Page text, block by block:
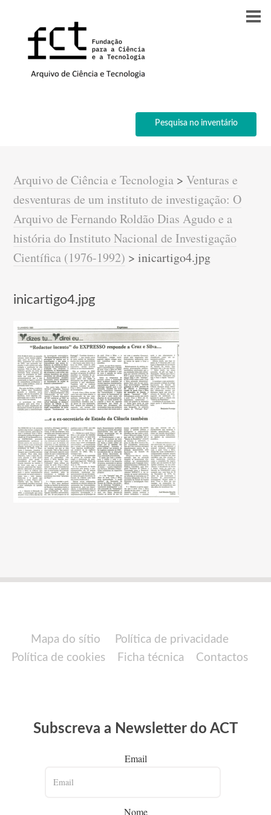
Pesquisa no inventário
Arquivo de Ciência e Tecnologia >Venturas e
desventuras de um instituto de investigação: O
Arquivo de Fernando Roldão Dias Agudo e a
história do Instituto Nacional de Investigação
Científica (1976-1992) >inicartigo4.jpg
inicartigo4.jpg
Mapa do sítio
Política de privacidade
Política de cookies
Ficha técnica Contactos
Subscreva a Newsletter do ACT
Email
Nome